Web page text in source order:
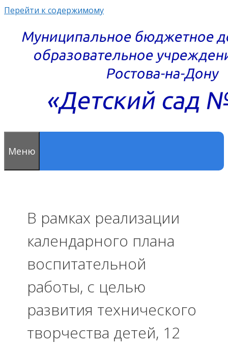
Перейти к содержимому
Меню
В рамках реализации
календарного плана
воспитательной
работы, с целью
развития технического
творчества детей, 12